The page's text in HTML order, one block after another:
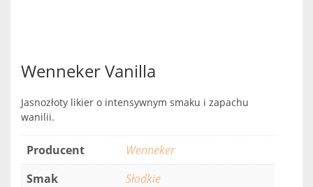
Wenneker Vanilla
Jasnozłoty likier o intensywnym smaku i zapachu
wanilii.
Producent
Wenneker
Smak
Słodkie